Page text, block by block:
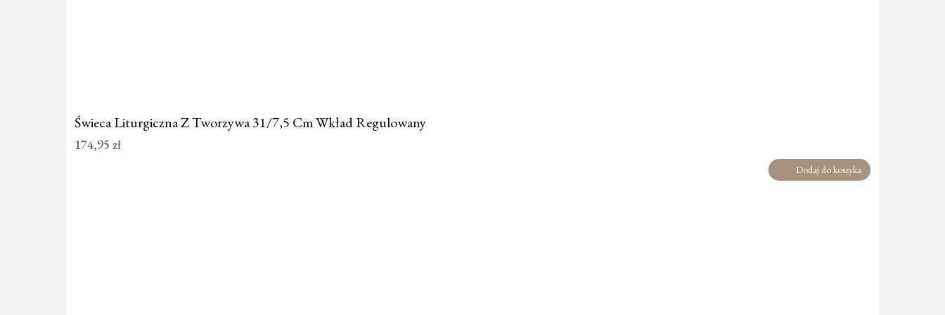
Świeca Liturgiczna Z Tworzywa 31/7,5 Cm Wkład Regulowany
174,95 zł
Dodaj do koszyka